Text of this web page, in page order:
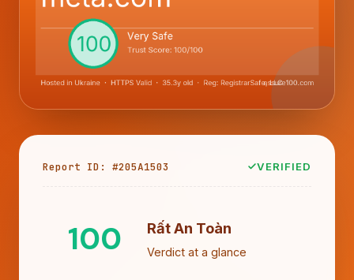
Report ID: #205A1503 VERIFIED
100 Rất An Toàn
Verdict at a glance